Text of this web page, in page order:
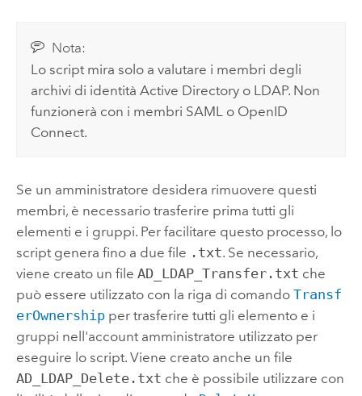
Nota:
Lo script mira solo a valutare i membri degli
archivi di identità Active Directory o LDAP. Non
funzionerà con i membri SAML o OpenID
Connect.
Se un amministratore desidera rimuovere questi
membri, è necessario trasferire prima tutti gli
elementi e i gruppi. Per facilitare questo processo, lo
script genera fino a due file .txt. Se necessario,
viene creato un file AD_LDAP_Transfer.txt che
può essere utilizzato con la riga di comando Transf
erOwnershipper trasferire tutti gli elemento e i
gruppi nell'account amministratore utilizzato per
eseguire lo script. Viene creato anche un file
AD_LDAP_Delete.txt che è possibile utilizzare con